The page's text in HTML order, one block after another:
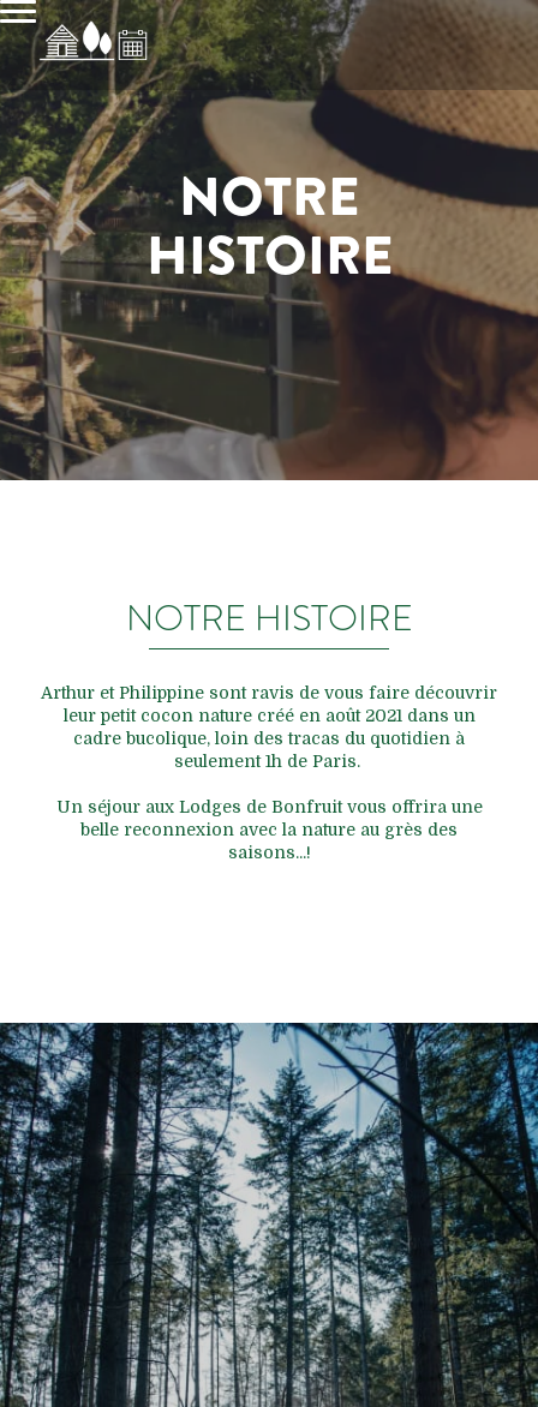
NOTRE
HISTOIRE
NOTRE HISTOIRE
Arthur et Philippine sont ravis de vous faire découvrir
leur petit cocon nature créé en août 2021 dans un
cadre bucolique, loin des tracas du quotidien à
seulement 1h de Paris.
Un séjour aux Lodges de Bonfruit vous offrira une
belle reconnexion avec la nature au grès des
saisons...!